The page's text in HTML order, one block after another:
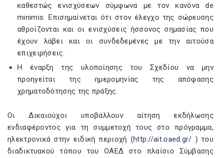
καθεστώς ενισχύσεων σύμφωνα με τον κανόνα de
minimis. Επισημαίνεται ότι στον έλεγχο της σώρευσης
αθροίζονται και οι ενισχύσεις ήσσονος σημασίας που
έχουν λάβει και οι συνδεδεμένες με την αιτούσα
επιχειρήσεις.
Η έναρξη της υλοποίησης του Σχεδίου να μην
προηγείται της ημερομηνίας της απόφασης
χρηματοδότησης της πράξης.
Οι Δικαιούχοι υποβάλλουν αίτηση εκδήλωσης
ενδιαφέροντος για τη συμμετοχή τους στο πρόγραμμα,
ηλεκτρονικά στην ειδική περιοχή (http://ait.oaed.gr/ ) του
διαδικτυακού τόπου του ΟΑΕΔ στο πλαίσιο Σύμβασης